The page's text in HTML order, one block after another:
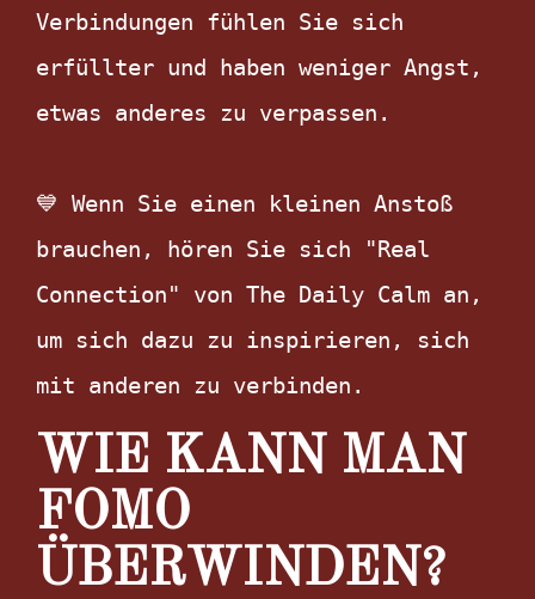
Verbindungen fühlen Sie sich
erfüllter und haben weniger Angst,
etwas anderes zu verpassen.
💙 Wenn Sie einen kleinen Anstoß
brauchen, hören Sie sich "Real
Connection" von The Daily Calm an,
um sich dazu zu inspirieren, sich
mit anderen zu verbinden.
WIE KANN MAN
FOMO
ÜBERWINDEN?